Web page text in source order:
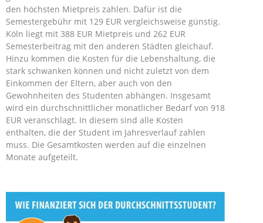
den höchsten Mietpreis zahlen. Dafür ist die
Semestergebühr mit 129 EUR vergleichsweise günstig.
Köln liegt mit 388 EUR Mietpreis und 262 EUR
Semesterbeitrag mit den anderen Städten gleichauf.
Hinzu kommen die Kosten für die Lebenshaltung, die
stark schwanken können und nicht zuletzt von dem
Einkommen der Eltern, aber auch von den
Gewohnheiten des Studenten abhängen. Insgesamt
wird ein durchschnittlicher monatlicher Bedarf von 918
EUR veranschlagt. In diesem sind alle Kosten
enthalten, die der Student im Jahresverlauf zahlen
muss. Die Gesamtkosten werden auf die einzelnen
Monate aufgeteilt.